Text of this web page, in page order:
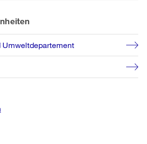
Umweltdepartement